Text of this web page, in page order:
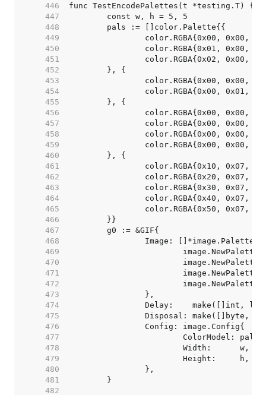
   446
   447
   448
   449
   450
   451
   452
   453
   454
   455
   456
   457
   458
   459
   460
   461
   462
   463
   464
   465
   466
   467
   468
   469
   470
   471
   472
   473
   474
   475
   476
   477
   478
   479
   480
   481
   482